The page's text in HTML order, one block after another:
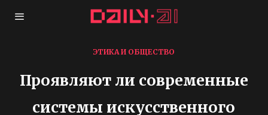
ЭТИКА И ОБЩЕСТВО
Проявляют ли современные
системы искусственного